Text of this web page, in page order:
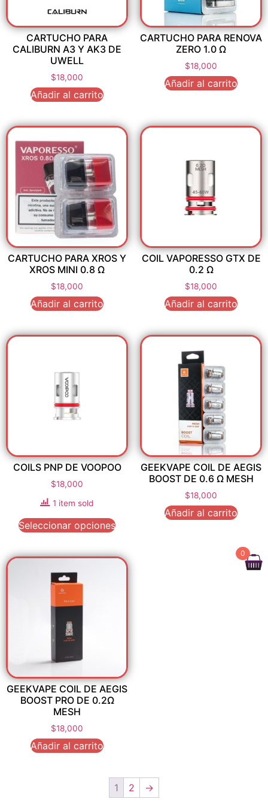
CARTUCHO PARA
CALIBURN A3 Y AK3 DE
UWELL
$18,000
Añadir al carrito
CARTUCHO PARA RENOVA
ZERO 1.0 Ω
$18,000
Añadir al carrito
CARTUCHO PARA XROS Y
XROS MINI 0.8 Ω
$18,000
Añadir al carrito
COIL VAPORESSO GTX DE
0.2 Ω
$18,000
Añadir al carrito
COILS PNP DE VOOPOO
$18,000
1 item sold
Seleccionar opciones
GEEKVAPE COIL DE AEGIS
BOOST DE 0.6 Ω MESH
$18,000
Añadir al carrito
GEEKVAPE COIL DE AEGIS
BOOST PRO DE 0.2Ω
MESH
$18,000
Añadir al carrito
1 2 →
0